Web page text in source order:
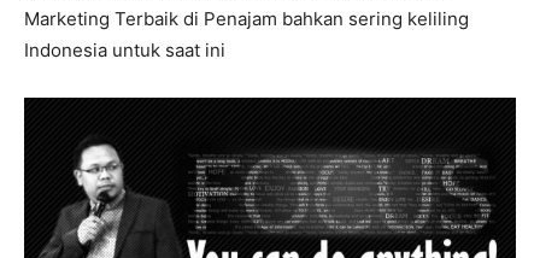
Marketing Terbaik di Penajam bahkan sering keliling
Indonesia untuk saat ini